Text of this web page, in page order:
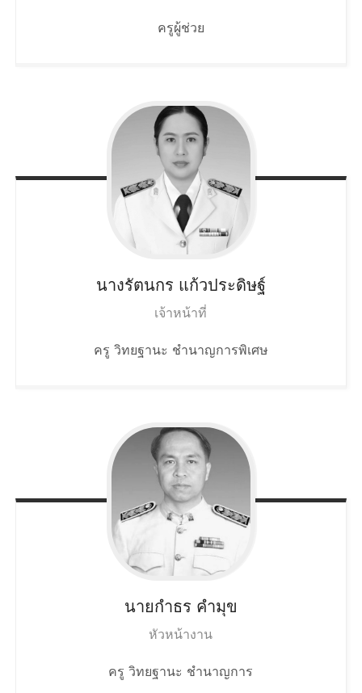
ครูผู้ช่วย
นางรัตนกร แก้วประดิษฐ์
เจ้าหน้าที่
ครู วิทยฐานะ ชำนาญการพิเศษ
นายกำธร คำมุข
หัวหน้างาน
ครู วิทยฐานะ ชำนาญการ